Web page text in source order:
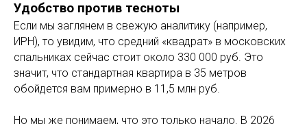
Удобство против тесноты
Если мы заглянем в свежую аналитику (например,
ИРН), то увидим, что средний «квадрат» в московских
спальниках сейчас стоит около 330 000 руб. Это
значит, что стандартная квартира в 35 метров
обойдется вам примерно в 11,5 млн руб.
Но мы же понимаем, что это только начало. В 2026